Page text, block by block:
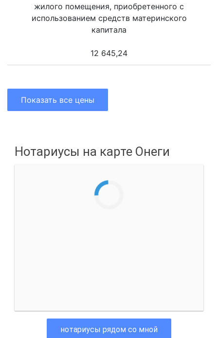
жилого помещения, приобретенного с
использованием средств материнского
капитала
12 645,24
Показать все цены
Нотариусы на карте Онеги
нотариусы рядом со мной